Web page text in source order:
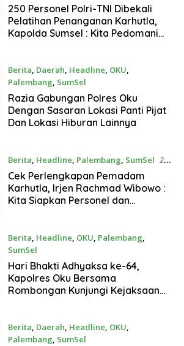
26 Juli 2024
250 Personel Polri-TNI Dibekali
Pelatihan Penanganan Karhutla,
Kapolda Sumsel : Kita Pedomani
Berita, Daerah, Headline, OKU,
Palembang, SumSel
26 Juli 2024
Razia Gabungan Polres Oku
Dengan Sasaran Lokasi Panti Pijat
Dan Lokasi Hiburan Lainnya
Berita, Headline, Palembang, SumSel 25
Juli 2024
Cek Perlengkapan Pemadam
Karhutla, Irjen Rachmad Wibowo :
Kita Siapkan Personel dan
Berita, Headline, OKU, Palembang,
SumSel
22 Juli 2024
Hari Bhakti Adhyaksa ke-64,
Kapolres Oku Bersama
Rombongan Kunjungi Kejaksaan
Berita, Daerah, Headline, OKU,
Palembang, SumSel